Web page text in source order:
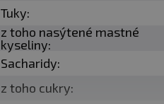
Krajina
Tuky:
z toho nasýtené mastné
kyseliny:
Sacharidy:
z toho cukry: